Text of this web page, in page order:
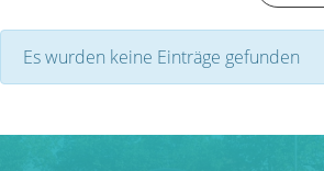
Es wurden keine Einträge gefunden